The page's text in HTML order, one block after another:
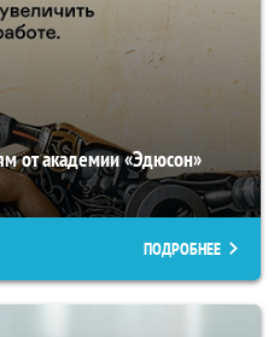
от академии «Эдюсон»
ПОДРОБНЕЕ